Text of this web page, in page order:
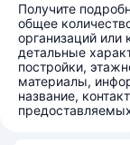
Получите
общее
организаций
детальные
постройки,
материалы,
название,